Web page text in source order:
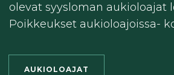
olevat syysloman aukioloajat
Poikkeukset aukioloajoissa-
AUKIOLOAJAT